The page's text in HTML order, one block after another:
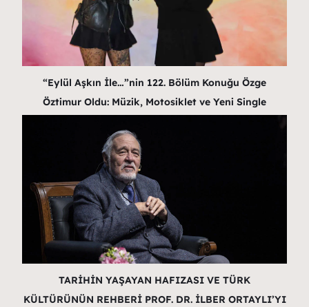
“Eylül Aşkın İle…”nin 122. Bölüm Konuğu Özge
Öztimur Oldu: Müzik, Motosiklet ve Yeni Single
TARİHİN YAŞAYAN HAFIZASI VE TÜRK
KÜLTÜRÜNÜN REHBERİ PROF. DR. İLBER ORTAYLI’YI